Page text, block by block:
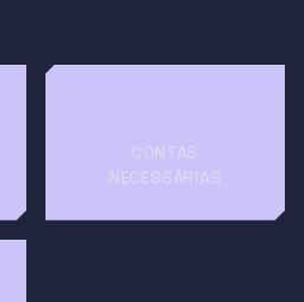
CONTAS
NECESSÁRIAS